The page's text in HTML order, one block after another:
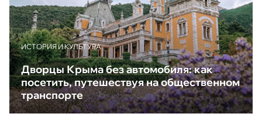
ИСТОРИЯ И КУЛЬТУРА
Дворцы Крыма без автомобиля: как
посетить, путешествуя на общественном
транспорте